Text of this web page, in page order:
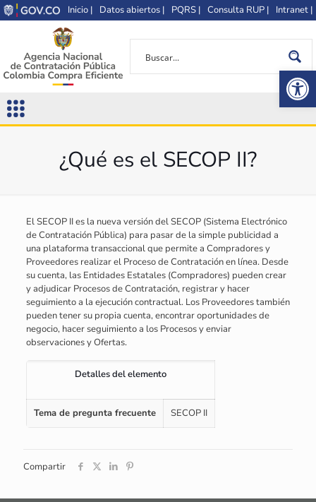
Inicio | Datos abiertos | PQRS | Consulta RUP | Intranet |
¿Qué es el SECOP II?
El SECOP II es la nueva versión del SECOP (Sistema Electrónico
de Contratación Pública) para pasar de la simple publicidad a
una plataforma transaccional que permite a Compradores y
Proveedores realizar el Proceso de Contratación en línea. Desde
su cuenta, las Entidades Estatales (Compradores) pueden crear
y adjudicar Procesos de Contratación, registrar y hacer
seguimiento a la ejecución contractual. Los Proveedores también
pueden tener su propia cuenta, encontrar oportunidades de
negocio, hacer seguimiento a los Procesos y enviar
observaciones y Ofertas.
Detalles del elemento
Tema de pregunta frecuente SECOP II
Compartir